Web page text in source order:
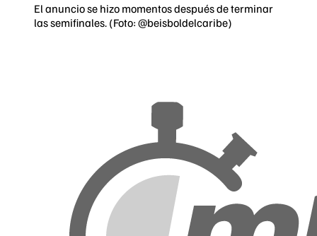
El anuncio se hizo momentos después de terminar
las semifinales. (Foto: @beisboldelcaribe)